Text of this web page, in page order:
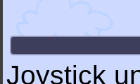
Joystick